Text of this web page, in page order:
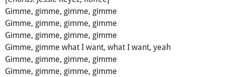
Gimme, gimme, gimme, gimme
Gimme, gimme, gimme, gimme
Gimme, gimme, gimme, gimme
Gimme, gimme what I want, what I want, yeah
Gimme, gimme, gimme, gimme
Gimme, gimme, gimme, gimme